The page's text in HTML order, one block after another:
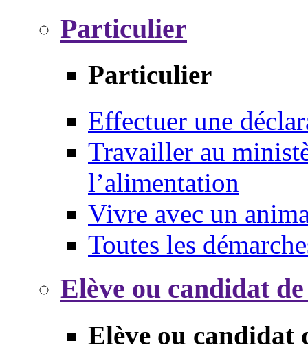
Particulier
Particulier
Effectuer une
Travailler au
l’alimentation
Vivre avec un
Toutes les
Elève ou candidat
Elève ou candidat